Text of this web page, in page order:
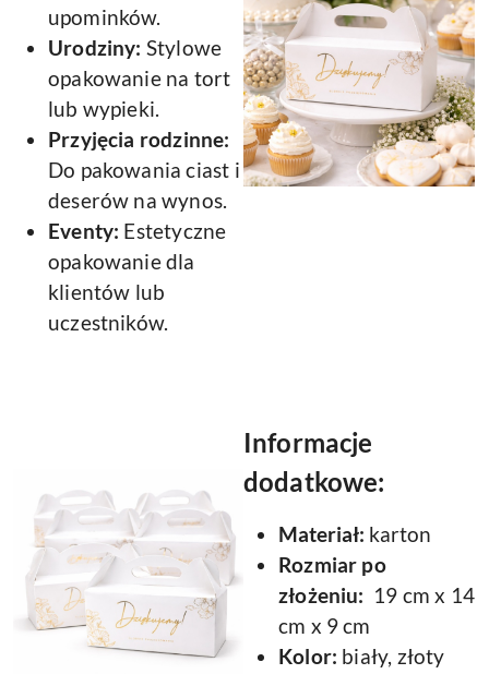
upominków.
Urodziny: Stylowe
opakowanie na tort
lub wypieki.
Przyjęcia rodzinne:
Do pakowania ciast i
deserów na wynos.
Eventy: Estetyczne
opakowanie dla
klientów lub
uczestników.
Informacje
dodatkowe:
Materiał: karton
Rozmiar po
złożeniu: 19 cm x 14
cm x 9 cm
Kolor: biały, złoty